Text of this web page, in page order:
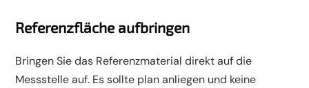
Referenzfläche aufbringen
Bringen Sie das Referenzmaterial direkt auf die
Messstelle auf. Es sollte plan anliegen und keine